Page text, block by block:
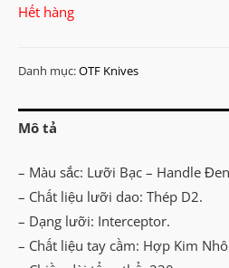
Hết hàng
Danh mục:OTF Knives
Mô tả
– Màu sắc: Lưỡi Bạc – Handle Đen
– Chất liệu lưỡi dao: Thép D2.
– Dạng lưỡi: Interceptor.
– Chất liệu tay cầm: Hợp Kim